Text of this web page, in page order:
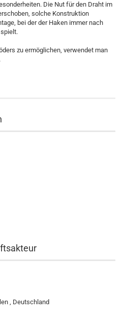
Die Nut für den Draht im
solche Konstruktion
bei der der Haken immer nach
zu ermöglichen, verwendet man
, Deutschland